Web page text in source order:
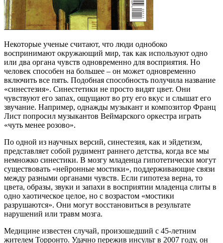
Некоторые ученые считают, что люди однобоко
воспринимают окружающий мир, так как используют одно
или два органа чувств одновременно для восприятия. Но
человек способен на большее – он может одновременно
включить все пять. Подобная способность получила название
«синестезия». Синестетики не просто видят цвет. Они
чувствуют его запах, ощущают во рту его вкус и слышат его
звучание. Например, однажды музыкант и композитор Франц
Лист попросил музыкантов Веймарского оркестра играть
«чуть менее розово».
По одной из научных версий, синестезия, как и эйдетизм,
представляет собой рудимент раннего детства, когда все мы
немножко синестики. В мозгу младенца гипотетически могут
существовать «нейронные мостики», поддерживающие связи
между разными органами чувств. Если гипотеза верна, то
цвета, образы, звуки и запахи в восприятии младенца слиты в
одно хаотическое целое, но с возрастом «мостики
разрушаются». Они могут восстановиться в результате
нарушений или травм мозга.
Медицине известен случай, произошедший с 45-летним
жителем Торронто. Удачно пережив инсульт в 2007 году, он